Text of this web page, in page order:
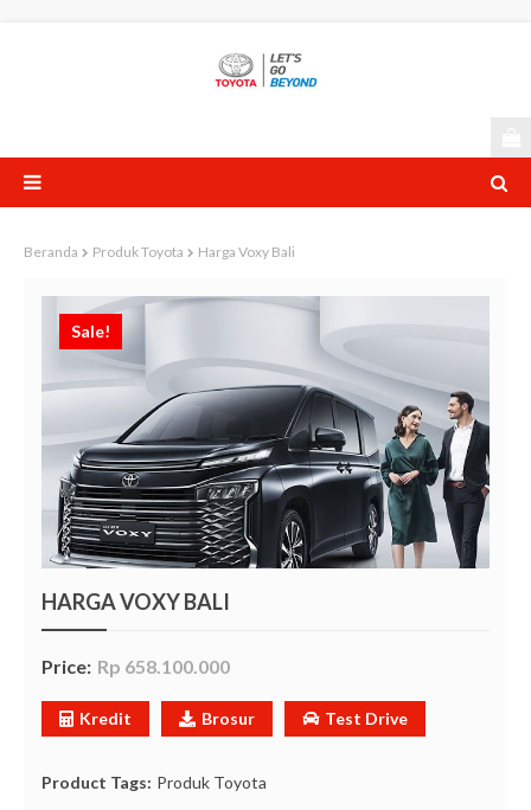
Beranda Produk Toyota Harga Voxy Bali
Sale!
HARGA VOXY BALI
Price: Rp 658.100.000
Kredit Brosur Test Drive
Product Tags: Produk Toyota